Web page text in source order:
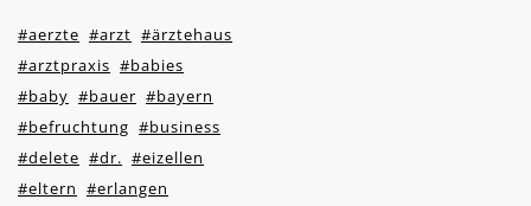
#aerzte #arzt #ärztehaus
#arztpraxis #babies
#baby #bauer #bayern
#befruchtung #business
#delete #dr. #eizellen
#eltern #erlangen